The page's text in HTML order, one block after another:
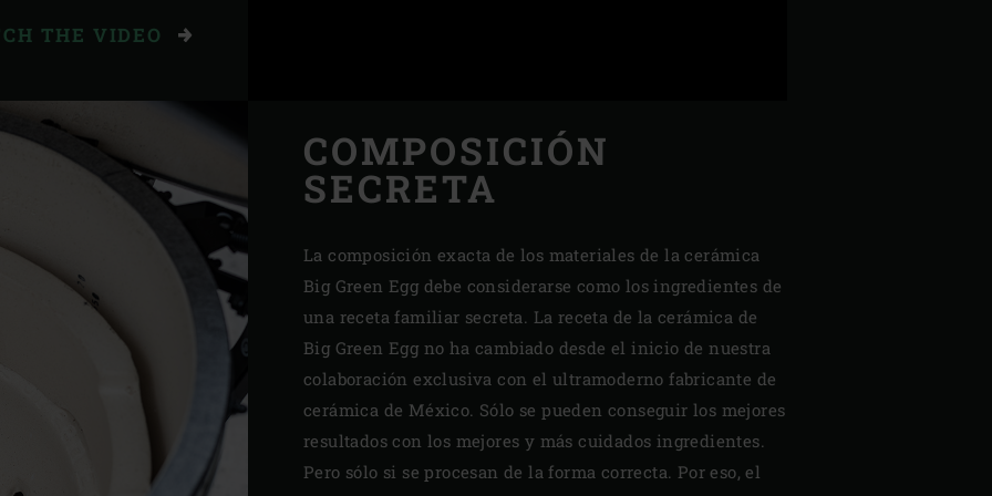
THE VIDEO
COMPOSICIÓN
SECRETA
La composición exacta de los materiales de la cerámica
Big Green Egg debe considerarse como los ingredientes de
una receta familiar secreta. La receta de la cerámica de
Big Green Egg no ha cambiado desde el inicio de nuestra
colaboración exclusiva con el ultramoderno fabricante de
cerámica de México. Sólo se pueden conseguir los mejores
resultados con los mejores y más cuidados ingredientes.
Pero sólo si se procesan de la forma correcta. Por eso, el